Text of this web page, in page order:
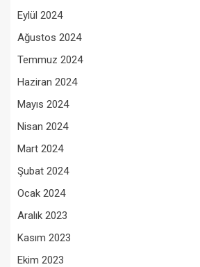
Eylül 2024
Ağustos 2024
Temmuz 2024
Haziran 2024
Mayıs 2024
Nisan 2024
Mart 2024
Şubat 2024
Ocak 2024
Aralık 2023
Kasım 2023
Ekim 2023